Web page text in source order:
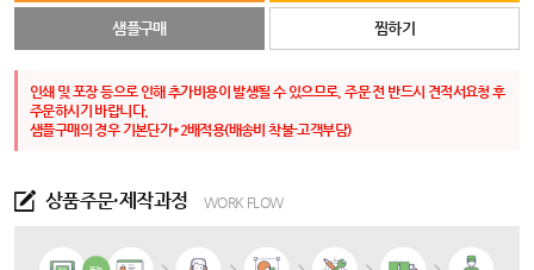
샘플구매 찜하기
인쇄 및 포장 등으로 인해 추가비용이 발생될 수 있으므로, 주문 전 반드시 견적서요청 후
주문하시기 바랍니다.
샘플구매의 경우 기본단가*2배적용(배송비 착불-고객부담)
상품주문·제작과정 WORK FLOW